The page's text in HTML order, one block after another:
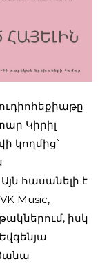
Կիրիլ
կողմից՝
հասանելի է
Music,
իսկ